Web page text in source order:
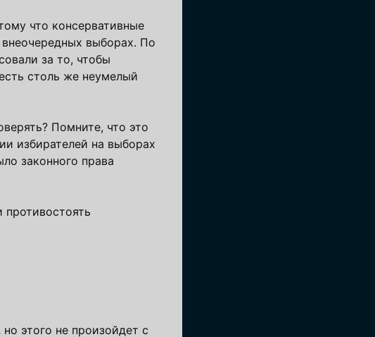
что консервативные
выборах. По
за то, чтобы
столь же неумелый
Помните, что это
избирателей на выборах
законного права
противостоять
этого не произойдет с